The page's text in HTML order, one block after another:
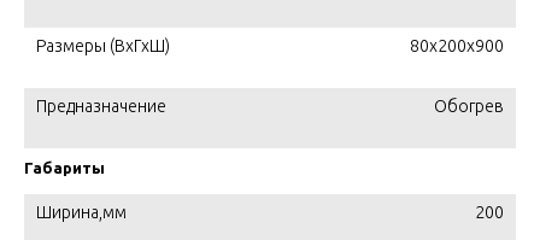
Размеры (ВхГхШ) 80х200х900
Предназначение Обогрев
Габариты
Ширина,мм 200